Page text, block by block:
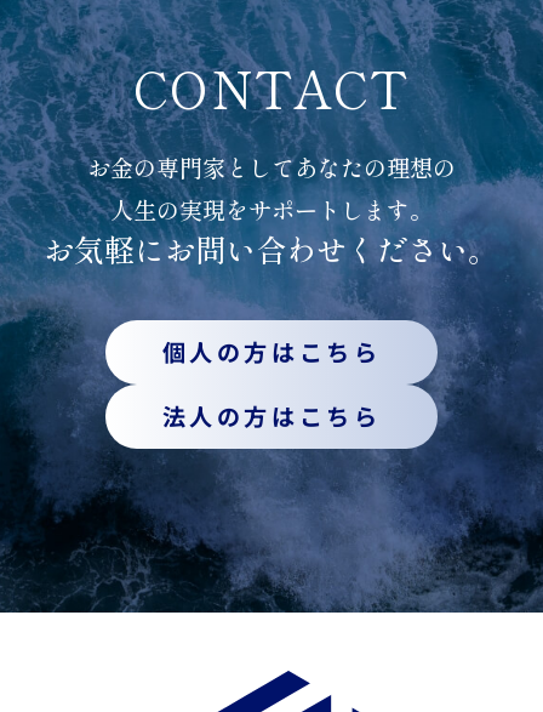
CONTACT
お金の専門家としてあなたの理想の
人生の実現をサポートします。
お気軽にお問い合わせください。
個人の方はこちら
法人の方はこちら